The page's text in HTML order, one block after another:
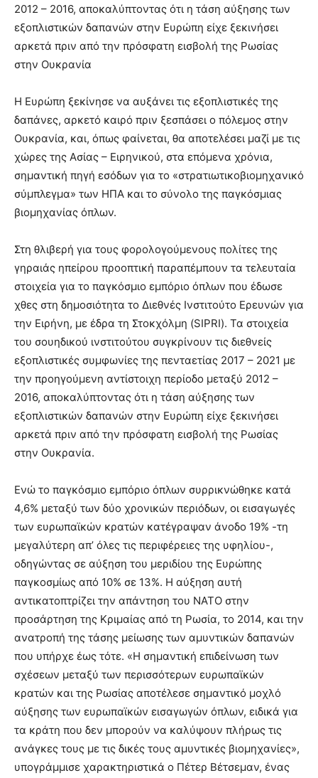
xxx
brandi
teaches
you
meaning
pain.
pornhun
porn
2012 – 2016, αποκαλύπτοντας ότι η τάση αύξησης των
εξοπλιστικών δαπανών στην Ευρώπη είχε ξεκινήσει
αρκετά πριν από την πρόσφατη εισβολή της Ρωσίας
στην Ουκρανία
Η Ευρώπη ξεκίνησε να αυξάνει τις εξοπλιστικές της
δαπάνες, αρκετό καιρό πριν ξεσπάσει ο πόλεμος στην
Ουκρανία, και, όπως φαίνεται, θα αποτελέσει μαζί με τις
χώρες της Ασίας – Ειρηνικού, στα επόμενα χρόνια,
σημαντική πηγή εσόδων για το «στρατιωτικοβιομηχανικό
σύμπλεγμα» των ΗΠΑ και το σύνολο της παγκόσμιας
βιομηχανίας όπλων.
Στη θλιβερή για τους φορολογούμενους πολίτες της
γηραιάς ηπείρου προοπτική παραπέμπουν τα τελευταία
στοιχεία για το παγκόσμιο εμπόριο όπλων που έδωσε
χθες στη δημοσιότητα το Διεθνές Ινστιτούτο Ερευνών για
την Ειρήνη, με έδρα τη Στοκχόλμη (SIPRI). Τα στοιχεία
του σουηδικού ινστιτούτου συγκρίνουν τις διεθνείς
εξοπλιστικές συμφωνίες της πενταετίας 2017 – 2021 με
την προηγούμενη αντίστοιχη περίοδο μεταξύ 2012 –
2016, αποκαλύπτοντας ότι η τάση αύξησης των
εξοπλιστικών δαπανών στην Ευρώπη είχε ξεκινήσει
αρκετά πριν από την πρόσφατη εισβολή της Ρωσίας
στην Ουκρανία.
Ενώ το παγκόσμιο εμπόριο όπλων συρρικνώθηκε κατά
4,6% μεταξύ των δύο χρονικών περιόδων, οι εισαγωγές
των ευρωπαϊκών κρατών κατέγραψαν άνοδο 19% -τη
μεγαλύτερη απ’ όλες τις περιφέρειες της υφηλίου-,
οδηγώντας σε αύξηση του μεριδίου της Ευρώπης
παγκοσμίως από 10% σε 13%. Η αύξηση αυτή
αντικατοπτρίζει την απάντηση του ΝΑΤΟ στην
προσάρτηση της Κριμαίας από τη Ρωσία, το 2014, και την
ανατροπή της τάσης μείωσης των αμυντικών δαπανών
που υπήρχε έως τότε. «Η σημαντική επιδείνωση των
σχέσεων μεταξύ των περισσότερων ευρωπαϊκών
κρατών και της Ρωσίας αποτέλεσε σημαντικό μοχλό
αύξησης των ευρωπαϊκών εισαγωγών όπλων, ειδικά για
τα κράτη που δεν μπορούν να καλύψουν πλήρως τις
ανάγκες τους με τις δικές τους αμυντικές βιομηχανίες»,
υπογράμμισε χαρακτηριστικά ο Πέτερ Βέτσεμαν, ένας